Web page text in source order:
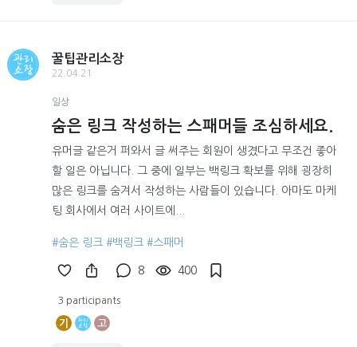
꿀팁관리소장
22.04.21
일상
숨은 링크 작성하는 스패머들 조심하세요.
유머글 같은거 퍼와서 글 써주는 회원이 생겼다고 무조건 좋아
할 일은 아닙니다. 그 중에 일부는 백링크 확보를 위해 굉장히
많은 링크를 숨겨서 작성하는 사람들이 있습니다. 아마도 마케
팅 회사에서 여러 사이트에...
#숨은 링크 #백링크 #스패머
8 400
3 participants
기 고